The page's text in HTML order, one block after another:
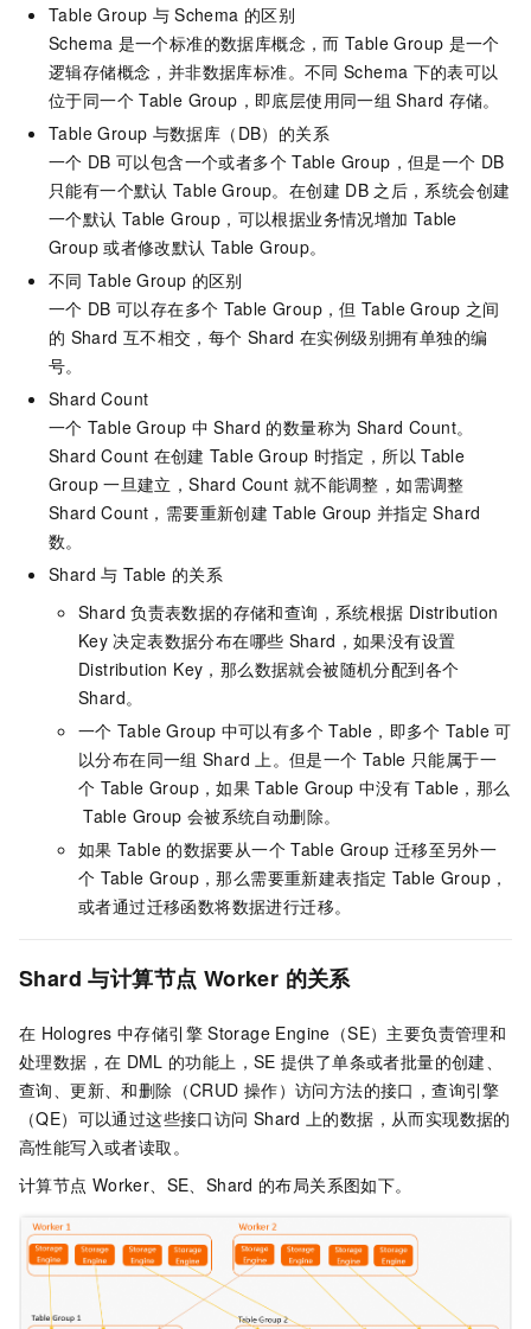
Table Group 与 Schema 的区别
Schema 是一个标准的数据库概念，而 Table Group 是一个
逻辑存储概念，并非数据库标准。不同 Schema 下的表可以
位于同一个 Table Group，即底层使用同一组 Shard 存储。
Table Group 与数据库（DB）的关系
一个 DB 可以包含一个或者多个 Table Group，但是一个 DB
只能有一个默认 Table Group。在创建 DB 之后，系统会创建
一个默认 Table Group，可以根据业务情况增加 Table
Group 或者修改默认 Table Group。
不同 Table Group 的区别
一个 DB 可以存在多个 Table Group，但 Table Group 之间
的 Shard 互不相交，每个 Shard 在实例级别拥有单独的编
号。
Shard Count
一个 Table Group 中 Shard 的数量称为 Shard Count。
Shard Count 在创建 Table Group 时指定，所以 Table
Group 一旦建立，Shard Count 就不能调整，如需调整
Shard Count，需要重新创建 Table Group 并指定 Shard
数。
Shard 与 Table 的关系
Shard 负责表数据的存储和查询，系统根据 Distribution
Key 决定表数据分布在哪些 Shard，如果没有设置
Distribution Key，那么数据就会被随机分配到各个
Shard。
一个 Table Group 中可以有多个 Table，即多个 Table 可
以分布在同一组 Shard 上。但是一个 Table 只能属于一
个 Table Group，如果 Table Group 中没有 Table，那么
Table Group 会被系统自动删除。
如果 Table 的数据要从一个 Table Group 迁移至另外一
个 Table Group，那么需要重新建表指定 Table Group，
或者通过迁移函数将数据进行迁移。
Shard 与计算节点 Worker 的关系
在 Hologres 中存储引擎 Storage Engine（SE）主要负责管理和
处理数据，在 DML 的功能上，SE 提供了单条或者批量的创建、
查询、更新、和删除（CRUD 操作）访问方法的接口，查询引擎
（QE）可以通过这些接口访问 Shard 上的数据，从而实现数据的
高性能写入或者读取。
计算节点 Worker、SE、Shard 的布局关系图如下。